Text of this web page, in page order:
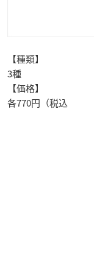
【種類】
3種
【価格】
各770円（税込